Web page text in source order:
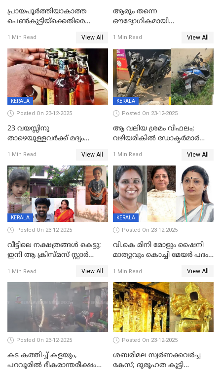
പ്രായപൂർത്തിയാകാത്ത
പെൺകുട്ടിയ്ക്കെതിരെ
59 വർഷം തടവും 90,൦൦൦ രൂപ
പിഴയും ശിക്ഷ
1 Min Read View All
ആരും തന്നെ
ഔദ്യോഗികമായി
കണ്ടെത്താൻ ഇന്ന് കോർ
കമ്മിറ്റി കൂടിയില്ല';
അതൃപ്തിയുമായി ദീപ്തി മേരി
വർഗീസ്
1 Min Read View All
KERALA
Posted On 23-12-2025
23 വയസ്സിനു
താഴെയുള്ളവർക്ക് മദ്യം
നടപടി;സ്ഥാപനങ്ങൾക്കെതിരെ
രണ്ട് കേസുകൾ
1 Min Read View All
KERALA
Posted On 23-12-2025
ആ വലിയ ശ്രമം വിഫലം;
വഴിയരികില്‍ ‌ഡോക്ടര്‍മാര്‍
മരണത്തിന് കീഴടങ്ങി
1 Min Read View All
KERALA
Posted On 23-12-2025
വീട്ടിലെ നക്ഷത്രങ്ങൾ കെട്ടു;
ഇനി ആ ക്രിസ്മസ് സ്റ്റാർ
വേണ്ടിയുള്ള
പിടിവലിക്കിടയിൽ
അപ്പൂപ്പനെതിരെ പോക്സോ
കേസ് ഒടുവിൽ 4 ജീവനുകൾ
പൊലിഞ്ഞു
1 Min Read View All
KERALA
Posted On 23-12-2025
വി.കെ മിനി മോളും ഷൈനി
മാത്യുവും കൊച്ചി മേയർ പദം
മേയറാകില്ല
1 Min Read View All
Posted On 23-12-2025
കട കത്തിച്ച് കളയും,
പറവൂരില്‍ ഭീകരാന്തരീക്ഷം
Posted On 23-12-2025
ശബരിമല സ്വര്‍ണക്കവര്‍ച്ച
കേസ്; ദുരൂഹത കൂട്ടി